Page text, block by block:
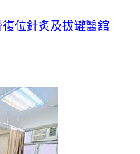
位針炙及拔罐醫舘